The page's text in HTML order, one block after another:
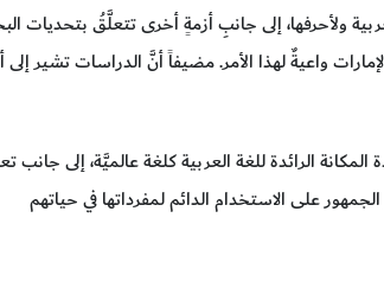
ولأحرفها، إلى جانبِ أزمةٍ أخرى تتعلَّقُ بتحديات
واعيةٌ لهذا الأمر. مضيفاً أنَّ الدراسات تشير إلى
الرائدة للغة العربية كلغة عالميَّة، إلى جانب
على الاستخدام الدائم لمفرداتها في حياتهم